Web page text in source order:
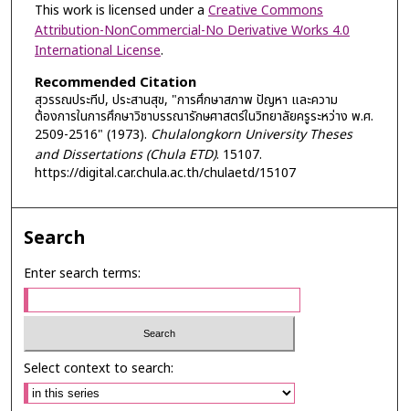
This work is licensed under a Creative Commons
Attribution-NonCommercial-No Derivative Works 4.0
International License.
Recommended Citation
สุวรรณประทีป, ประสานสุข, "การศึกษาสภาพ ปัญหา และความ
ต้องการในการศึกษาวิชาบรรณารักษศาสตร์ในวิทยาลัยครูระหว่าง พ.ศ.
2509-2516" (1973). Chulalongkorn University Theses
and Dissertations (Chula ETD). 15107.
https://digital.car.chula.ac.th/chulaetd/15107
Search
Enter search terms:
Select context to search: